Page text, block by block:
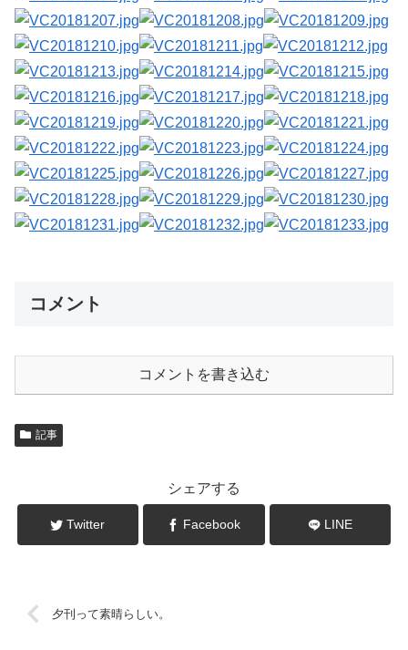
コメント
コメントを書き込む
記事
シェアする
Twitter Facebook LINE
夕刊って素晴らしい。